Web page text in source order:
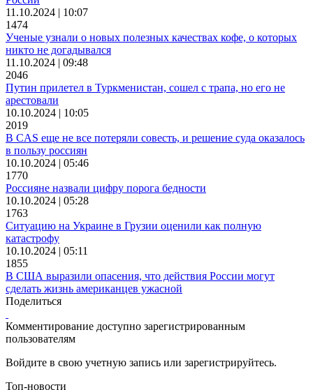
11.10.2024 | 10:07
1474
Ученые узнали о новых полезных качествах кофе, о которых
никто не догадывался
11.10.2024 | 09:48
2046
Путин прилетел в Туркменистан, сошел с трапа, но его не
арестовали
10.10.2024 | 10:05
2019
В CAS еще не все потеряли совесть, и решение суда оказалось
в пользу россиян
10.10.2024 | 05:46
1770
Россияне назвали цифру порога бедности
10.10.2024 | 05:28
1763
Ситуацию на Украине в Грузии оценили как полную
катастрофу
10.10.2024 | 05:11
1855
В США выразили опасения, что действия России могут
сделать жизнь американцев ужасной
Поделиться
Комментирование доступно зарегистрированным
пользователям
Войдите в свою учетную запись или зарегистрируйтесь.
Топ-новости